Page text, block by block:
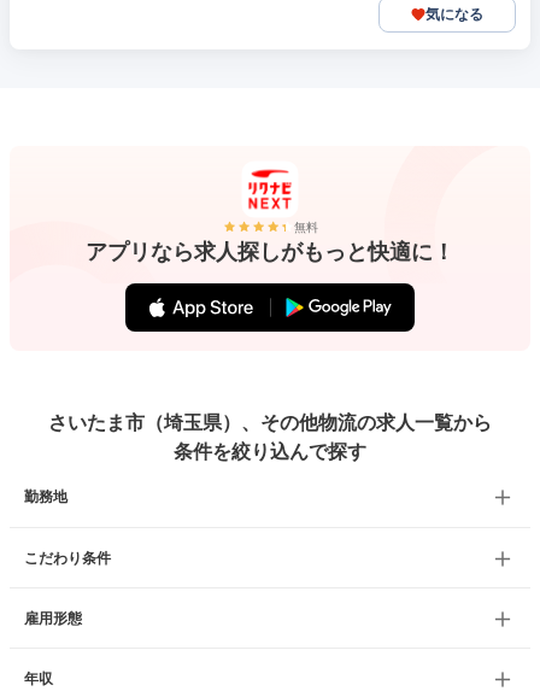
気になる
無料
アプリなら求人探しがもっと快適に！
さいたま市（埼玉県）、その他物流の求人一覧から
条件を絞り込んで探す
勤務地
こだわり条件
雇用形態
年収